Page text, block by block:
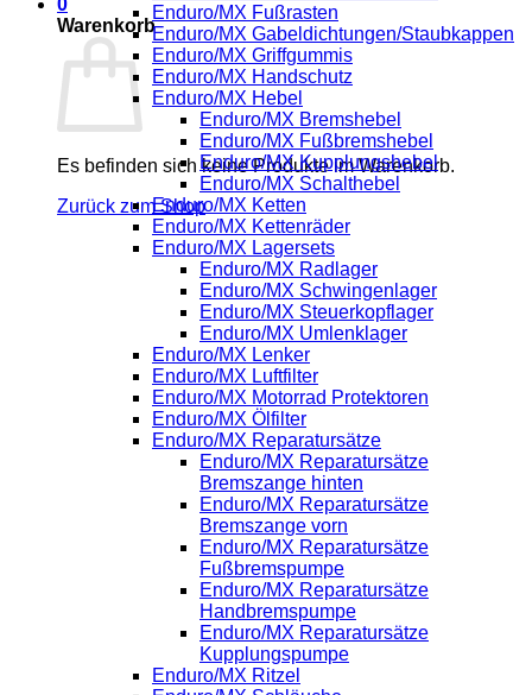
0
Warenkorb
Es befinden sich keine Produkte im Warenkorb.
Zurück zum Shop
Enduro/MX Fußrasten
Enduro/MX Gabeldichtungen/Staubkappen
Enduro/MX Griffgummis
Enduro/MX Handschutz
Enduro/MX Hebel
Enduro/MX Bremshebel
Enduro/MX Fußbremshebel
Enduro/MX Kupplungshebel
Enduro/MX Schalthebel
Enduro/MX Ketten
Enduro/MX Kettenräder
Enduro/MX Lagersets
Enduro/MX Radlager
Enduro/MX Schwingenlager
Enduro/MX Steuerkopflager
Enduro/MX Umlenklager
Enduro/MX Lenker
Enduro/MX Luftfilter
Enduro/MX Motorrad Protektoren
Enduro/MX Ölfilter
Enduro/MX Reparatursätze
Enduro/MX Reparatursätze
Bremszange hinten
Enduro/MX Reparatursätze
Bremszange vorn
Enduro/MX Reparatursätze
Fußbremspumpe
Enduro/MX Reparatursätze
Handbremspumpe
Enduro/MX Reparatursätze
Kupplungspumpe
Enduro/MX Ritzel